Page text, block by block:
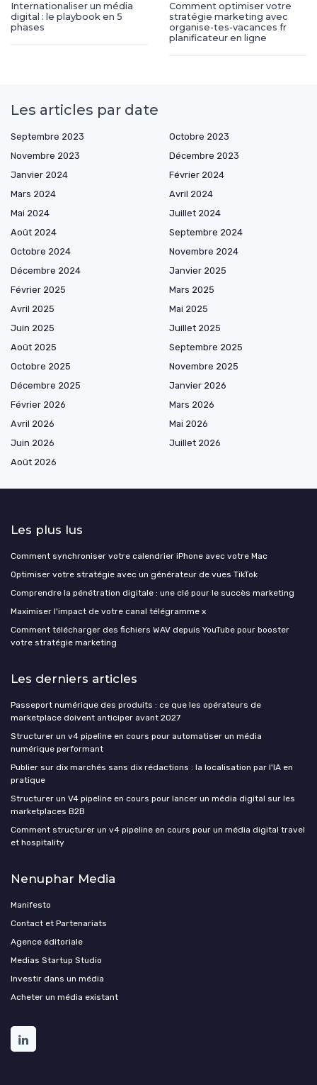
Internationaliser un média
digital : le playbook en 5
phases
Comment optimiser votre
stratégie marketing avec
organise-tes-vacances fr
planificateur en ligne
Les articles par date
Septembre 2023
Octobre 2023
Novembre 2023
Décembre 2023
Janvier 2024
Février 2024
Mars 2024
Avril 2024
Mai 2024
Juillet 2024
Août 2024
Septembre 2024
Octobre 2024
Novembre 2024
Décembre 2024
Janvier 2025
Février 2025
Mars 2025
Avril 2025
Mai 2025
Juin 2025
Juillet 2025
Août 2025
Septembre 2025
Octobre 2025
Novembre 2025
Décembre 2025
Janvier 2026
Février 2026
Mars 2026
Avril 2026
Mai 2026
Juin 2026
Juillet 2026
Août 2026
Les plus lus
Comment synchroniser votre calendrier iPhone avec votre Mac
Optimiser votre stratégie avec un générateur de vues TikTok
Comprendre la pénétration digitale : une clé pour le succès marketing
Maximiser l'impact de votre canal télégramme x
Comment télécharger des fichiers WAV depuis YouTube pour booster
votre stratégie marketing
Les derniers articles
Passeport numérique des produits : ce que les opérateurs de
marketplace doivent anticiper avant 2027
Structurer un v4 pipeline en cours pour automatiser un média
numérique performant
Publier sur dix marchés sans dix rédactions : la localisation par l'IA en
pratique
Structurer un V4 pipeline en cours pour lancer un média digital sur les
marketplaces B2B
Comment structurer un v4 pipeline en cours pour un média digital travel
et hospitality
Nenuphar Media
Manifesto
Contact et Partenariats
Agence éditoriale
Medias Startup Studio
Investir dans un média
Acheter un média existant